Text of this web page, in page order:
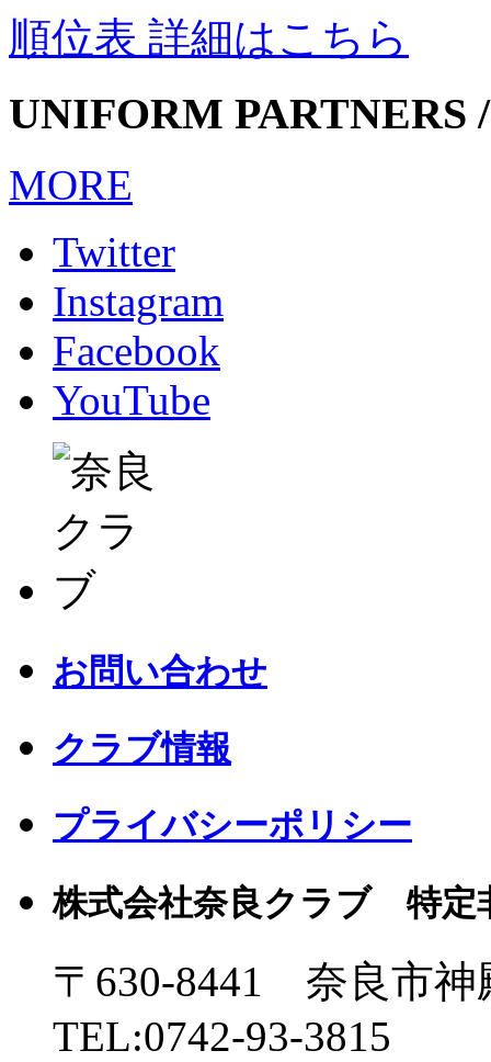
順位表 詳細はこちら
UNIFORM PARTNERS
MORE
Twitter
Instagram
Facebook
YouTube
お問い合わせ
クラブ情報
プライバシーポリシー
株式会社奈良クラブ 特定
〒630-8441 奈良市
TEL:0742-93-3815